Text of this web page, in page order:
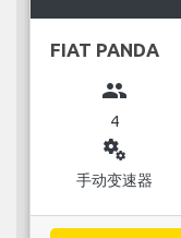
FIAT PANDA
group
4
miscellaneous_services
手动变速器